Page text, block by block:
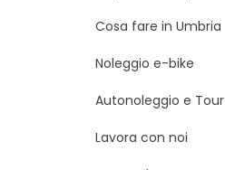
Cosa fare in Umbria
Noleggio e-bike
Autonoleggio e Tour
Lavora con noi